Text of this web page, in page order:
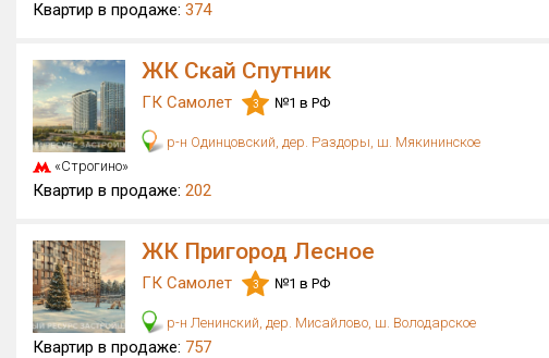
Квартир в продаже: 374
ЖК Скай Спутник
ГК Самолет 3 №1 в РФ
р-н Одинцовский, дер. Раздоры, ш. Мякининское
«Строгино»
Квартир в продаже: 202
ЖК Пригород Лесное
ГК Самолет 3 №1 в РФ
р-н Ленинский, дер. Мисайлово, ш. Володарское
Квартир в продаже: 757